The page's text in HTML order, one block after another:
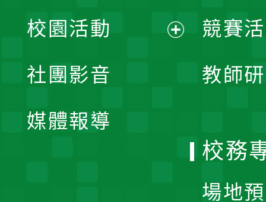
競賽
教師
開
校園活動
社團影音
媒體報導
校務
場地